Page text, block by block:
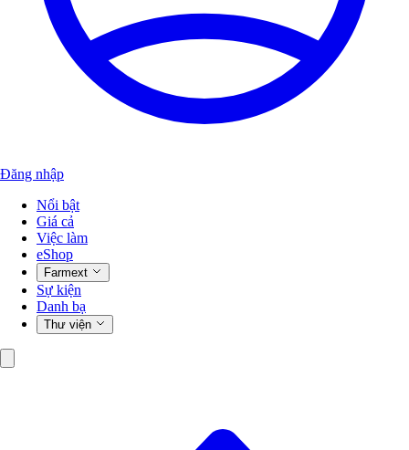
Đăng nhập
Nổi bật
Giá cả
Việc làm
eShop
Farmext
Sự kiện
Danh bạ
Thư viện